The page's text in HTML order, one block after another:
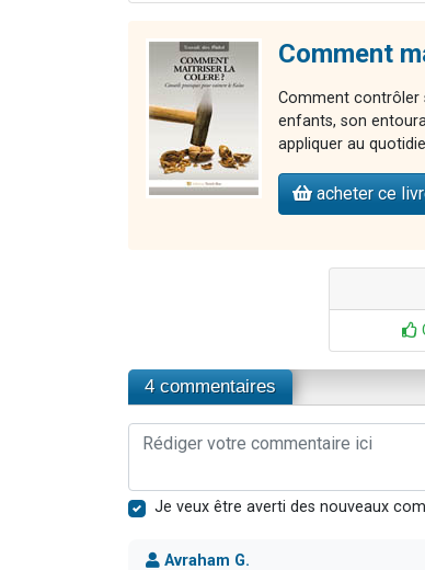
Comment
Comment contrôler
enfants, son
appliquer au
acheter ce
4 commentaires
Je veux être averti des nouveaux
Avraham G.